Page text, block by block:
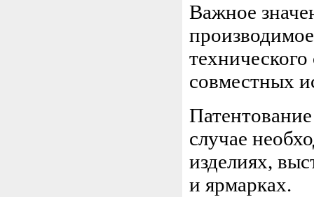
Важное
совместных
случае
изделиях,
и ярмарках.